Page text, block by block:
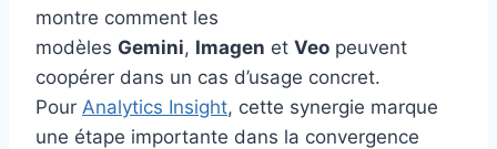
montre comment les
modèles Gemini, Imagen et Veo peuvent
coopérer dans un cas d’usage concret.
Pour Analytics Insight, cette synergie marque
une étape importante dans la convergence